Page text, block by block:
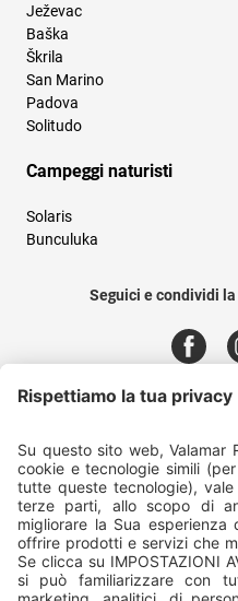
Ježevac
Baška
Škrila
San Marino
Padova
Solitudo
Campeggi naturisti
Solaris
Bunculuka
Seguici e condividi